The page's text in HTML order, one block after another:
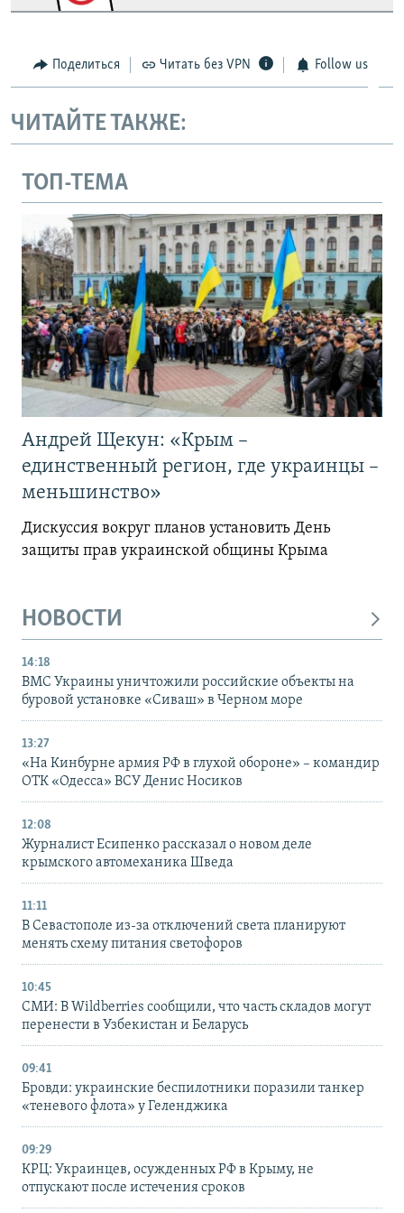
Поделиться Читать без VPN Follow us
ЧИТАЙТЕ ТАКЖЕ:
ТОП-ТЕМА
Андрей Щекун: «Крым –
единственный регион, где украинцы –
меньшинство»
Дискуссия вокруг планов установить День
защиты прав украинской общины Крыма
НОВОСТИ
14:18
ВМС Украины уничтожили российские объекты на
буровой установке «Сиваш» в Черном море
13:27
«На Кинбурне армия РФ в глухой обороне» – командир
ОТК «Одесса» ВСУ Денис Носиков
12:08
Журналист Есипенко рассказал о новом деле
крымского автомеханика Шведа
11:11
В Севастополе из-за отключений света планируют
менять схему питания светофоров
10:45
СМИ: В Wildberries сообщили, что часть складов могут
перенести в Узбекистан и Беларусь
09:41
Бровди: украинские беспилотники поразили танкер
«теневого флота» у Геленджика
09:29
КРЦ: Украинцев, осужденных РФ в Крыму, не
отпускают после истечения сроков